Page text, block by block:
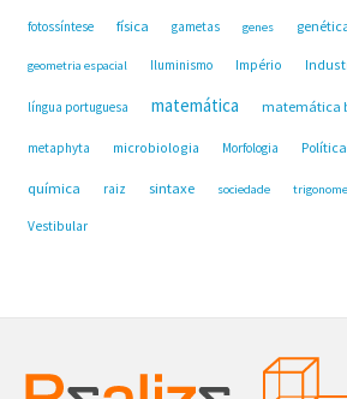
fotossíntese física gametas genes
geometria espacial Iluminismo Império
língua portuguesa matemática matemática
metaphyta microbiologia Morfologia Política
química raiz sintaxe sociedade
Vestibular